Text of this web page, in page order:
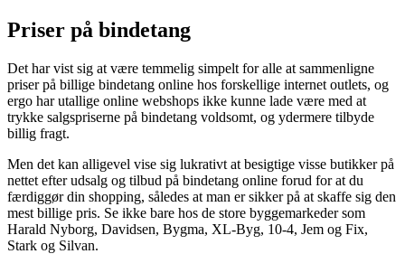
Priser på bindetang
Det har vist sig at være temmelig simpelt for alle at sammenligne
priser på billige bindetang online hos forskellige internet outlets, og
ergo har utallige online webshops ikke kunne lade være med at
trykke salgspriserne på bindetang voldsomt, og ydermere tilbyde
billig fragt.
Men det kan alligevel vise sig lukrativt at besigtige visse butikker på
nettet efter udsalg og tilbud på bindetang online forud for at du
færdiggør din shopping, således at man er sikker på at skaffe sig den
mest billige pris. Se ikke bare hos de store byggemarkeder som
Harald Nyborg, Davidsen, Bygma, XL-Byg, 10-4, Jem og Fix,
Stark og Silvan.